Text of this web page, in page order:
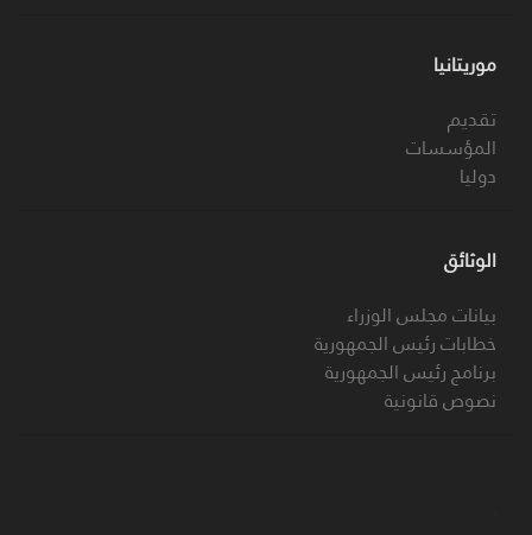
موريتانيا
تقديم
المؤسسات
دوليا
الوثائق
بيانات مجلس الوزراء
خطابات رئيس الجمهورية
برنامج رئيس الجمهورية
نصوص قانونية